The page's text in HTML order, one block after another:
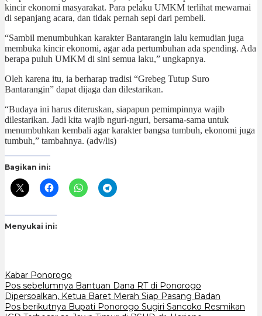
kincir ekonomi masyarakat. Para pelaku UMKM terlihat mewarnai
di sepanjang acara, dan tidak pernah sepi dari pembeli.
“Sambil menumbuhkan karakter Bantarangin lalu kemudian juga
membuka kincir ekonomi, agar ada pertumbuhan ada spending. Ada
berapa puluh UMKM di sini semua laku,” ungkapnya.
Oleh karena itu, ia berharap tradisi “Grebeg Tutup Suro
Bantarangin” dapat dijaga dan dilestarikan.
“Budaya ini harus diteruskan, siapapun pemimpinnya wajib
dilestarikan. Jadi kita wajib nguri-nguri, bersama-sama untuk
menumbuhkan kembali agar karakter bangsa tumbuh, ekonomi juga
tumbuh,” tambahnya. (adv/lis)
Bagikan ini:
Menyukai ini:
Kabar Ponorogo
Navigasi
pos
Pos sebelumnya Bantuan Dana RT di Ponorogo
Dipersoalkan, Ketua Baret Merah Siap Pasang Badan
Pos berikutnya Bupati Ponorogo Sugiri Sancoko Resmikan